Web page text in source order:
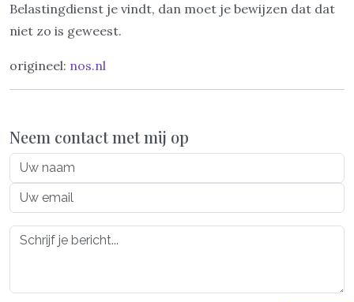
Belastingdienst je vindt, dan moet je bewijzen dat dat
niet zo is geweest.
origineel: nos.nl
Neem contact met mij op